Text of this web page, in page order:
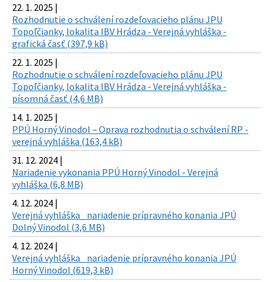
22. 1. 2025 |
Rozhodnutie o schválení rozdeľovacieho plánu JPU
Topoľčianky, lokalita IBV Hrádza - Verejná vyhláška -
grafická časť (397,9 kB)
22. 1. 2025 |
Rozhodnutie o schválení rozdeľovacieho plánu JPU
Topoľčianky, lokalita IBV Hrádza - Verejná vyhláška -
písomná časť (4,6 MB)
14. 1. 2025 |
PPÚ Horný Vinodol – Oprava rozhodnutia o schválení RP -
verejná vyhláška (163,4 kB)
31. 12. 2024 |
Nariadenie vykonania PPÚ Horný Vinodol - Verejná
vyhláška (6,8 MB)
4. 12. 2024 |
Verejná vyhláška_ nariadenie prípravného konania JPÚ
Dolný Vinodol (3,6 MB)
4. 12. 2024 |
Verejná vyhláška_ nariadenie prípravného konania JPÚ
Horný Vinodol (619,3 kB)